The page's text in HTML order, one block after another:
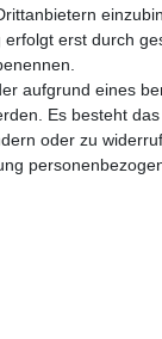
erst durch
aufgrund eines
Es besteht
oder zu